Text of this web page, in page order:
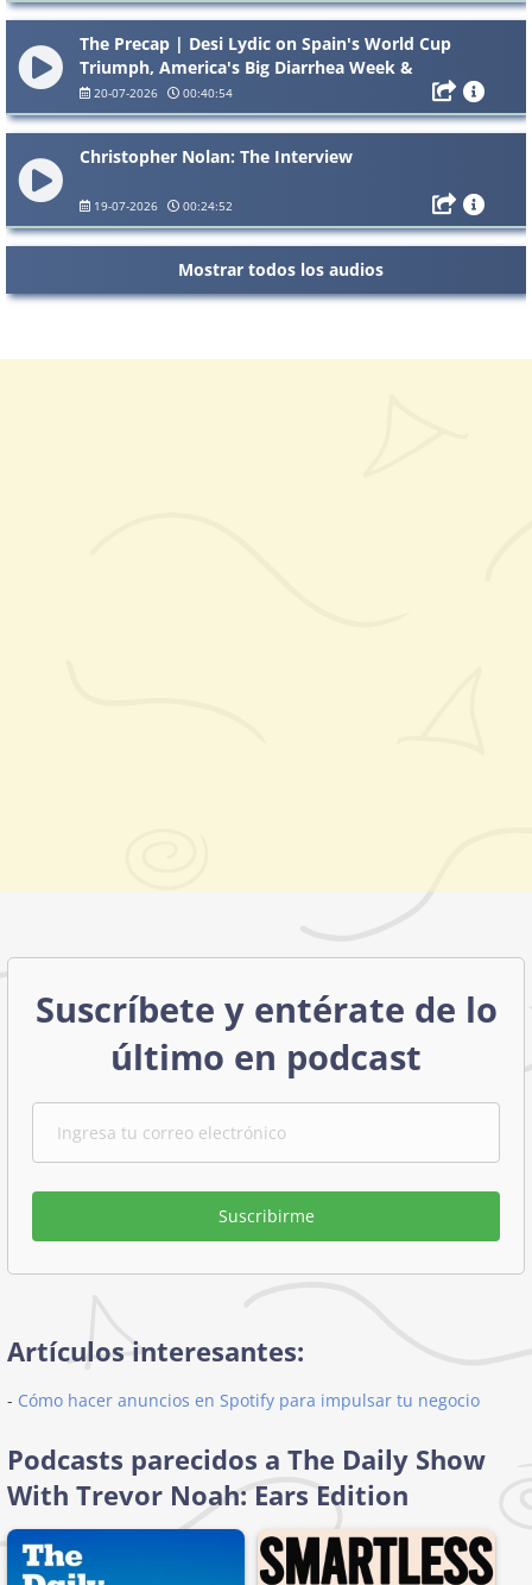
The Precap | Desi Lydic on Spain's World Cup
Triumph, America's Big Diarrhea Week &
Canada's Wildfire Smoke
20-07-2026 00:40:54
Christopher Nolan: The Interview
19-07-2026 00:24:52
Mostrar todos los audios
Suscríbete y entérate de lo
último en podcast
Suscribirme
Artículos interesantes:
- Cómo hacer anuncios en Spotify para impulsar tu negocio
Podcasts parecidos a The Daily Show
With Trevor Noah: Ears Edition